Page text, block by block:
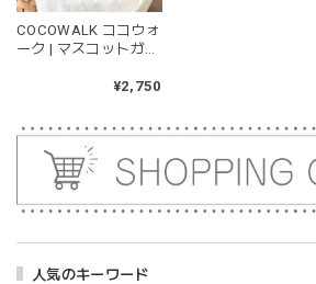
人気のキーワード
gray
したがかわいいので問題なし^ ^ありが
02.oatmeal（L）
2026/02/21
COCOWALK ココウォ
ーク | マスコットガラ
さん 赤ちゃんのおも
具 コラボアイテム
¥2,750